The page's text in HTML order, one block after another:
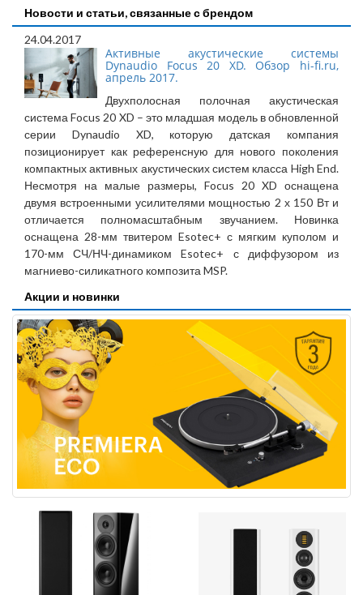
Новости и статьи, связанные с брендом
24.04.2017
Активные акустические системы
Dynaudio Focus 20 XD. Обзор hi-fi.ru,
апрель 2017.
Двухполосная полочная акустическая
система Focus 20 XD – это младшая модель в обновленной
серии Dynaudio XD, которую датская компания
позиционирует как референсную для нового поколения
компактных активных акустических систем класса High End.
Несмотря на малые размеры, Focus 20 XD оснащена
двумя встроенными усилителями мощностью 2 х 150 Вт и
отличается полномасштабным звучанием. Новинка
оснащена 28-мм твитером Esotec+ с мягким куполом и
170-мм СЧ/НЧ-динамиком Esotec+ с диффузором из
магниево-силикатного композита MSP.
Акции и новинки